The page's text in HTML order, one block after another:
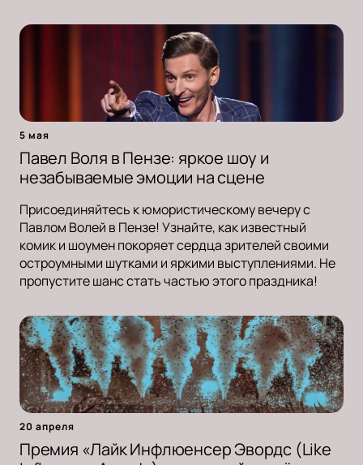
5 мая
Павел Воля в Пензе: яркое шоу и
незабываемые эмоции на сцене
Присоединяйтесь к юмористическому вечеру с
Павлом Волей в Пензе! Узнайте, как известный
комик и шоумен покоряет сердца зрителей своими
остроумными шутками и яркими выступлениями. Не
пропустите шанс стать частью этого праздника!
20 апреля
Премия «Лайк Инфлюенсер Эвордс (Like